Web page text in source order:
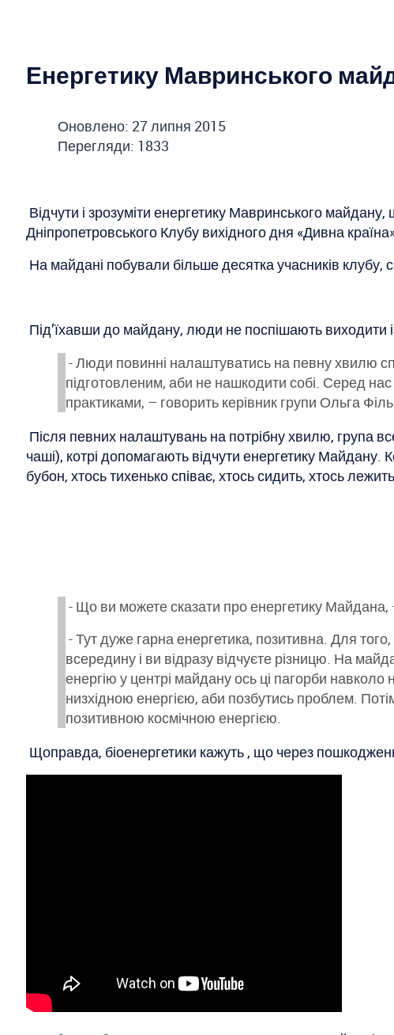
Енергетику Мавринського
Оновлено: 27 липня 2015
Перегляди: 1833
Відчути і зрозуміти енергетику Мавринського
Дніпропетровського Клубу вихідного дня «Дивна
На майдані побували більше десятка учасників клубу,
Під’їхавши до майдану, люди не поспішають виходити
- Люди повинні налаштуватись на певну хвилю
підготовленим, аби не нашкодити собі. Серед
практиками, – говорить керівник групи Ольга
Після певних налаштувань на потрібну хвилю, група
чаші), котрі допомагають відчути енергетику
бубон, хтось тихенько співає, хтось сидить, хтось
- Що ви можете сказати про енергетику Майдана,
- Тут дуже гарна енергетика, позитивна. Для
всередину і ви відразу відчуєте різницю. На
енергію у центрі майдану ось ці пагорби
низхідною енергією, аби позбутись проблем.
позитивною космічною енергією.
Щоправда, біоенергетики кажуть , що через